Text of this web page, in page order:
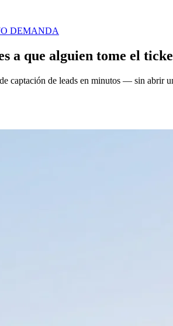
DEMANDA
a que alguien tome el
captación de leads en minutos — sin abrir